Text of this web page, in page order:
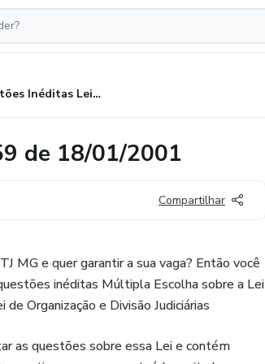
Questões Inéditas Lei Complementar 59 de 18/01/2001
de 18/01/2001
Compartilhar
MG e quer garantir a sua vaga? Então você
inéditas Múltipla Escolha sobre a Lei
Organização e Divisão Judiciárias
as questões sobre essa Lei e contém